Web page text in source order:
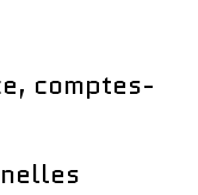
comptes-